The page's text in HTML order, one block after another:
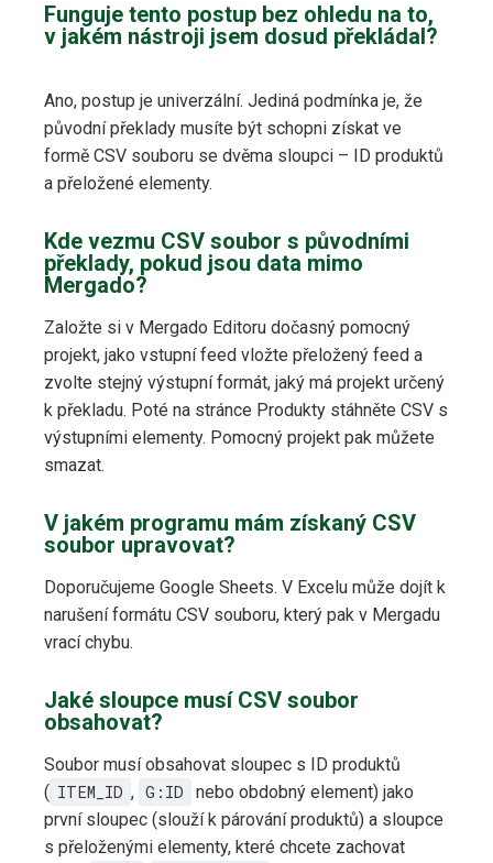
Funguje tento postup bez ohledu na to,
v jakém nástroji jsem dosud překládal?
Ano, postup je univerzální. Jediná podmínka je, že
původní překlady musíte být schopni získat ve
formě CSV souboru se dvěma sloupci – ID produktů
a přeložené elementy.
Kde vezmu CSV soubor s původními
překlady, pokud jsou data mimo
Mergado?
Založte si v Mergado Editoru dočasný pomocný
projekt, jako vstupní feed vložte přeložený feed a
zvolte stejný výstupní formát, jaký má projekt určený
k překladu. Poté na stránce Produkty stáhněte CSV s
výstupními elementy. Pomocný projekt pak můžete
smazat.
V jakém programu mám získaný CSV
soubor upravovat?
Doporučujeme Google Sheets. V Excelu může dojít k
narušení formátu CSV souboru, který pak v Mergadu
vrací chybu.
Jaké sloupce musí CSV soubor
obsahovat?
Soubor musí obsahovat sloupec s ID produktů
( ITEM_ID , G:ID
nebo obdobný element) jako
první sloupec (slouží k párování produktů) a sloupce
s přeloženými elementy, které chcete zachovat